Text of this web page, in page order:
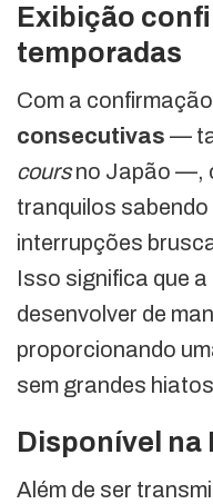
Exibição
temporadas
Com a
consecutivas —
coursno Japão —,
tranquilos
interrupções
Isso significa que
desenvolver de
proporcionando
sem grandes
Disponível na
Além de ser